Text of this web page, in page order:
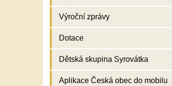
Výroční zprávy
Dotace
Dětská skupina Syrovátka
Aplikace Česká obec do mobilu